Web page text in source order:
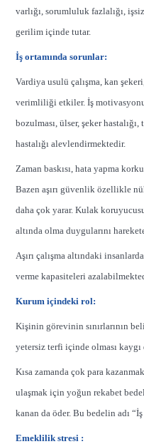
varlığı, sorumluluk fazlalığı,
gerilim içinde tutar.
İş ortamında sorunlar:
Vardiya usulü çalışma, kan
verimliliği etkiler. İş
bozulması, ülser, şeker
hastalığı alevlendirmektedir.
Zaman baskısı, hata yapma
Bazen aşırı güvenlik özellikle
daha çok yarar. Kulak
altında olma duygularını
Aşırı çalışma altındaki
verme kapasiteleri
Kurum içindeki rol:
Kişinin görevinin sınırlarının
yetersiz terfi içinde olması
Kısa zamanda çok para
ulaşmak için yoğun rekabet
kanan da öder. Bu bedelin adı
Emeklilik stresi :